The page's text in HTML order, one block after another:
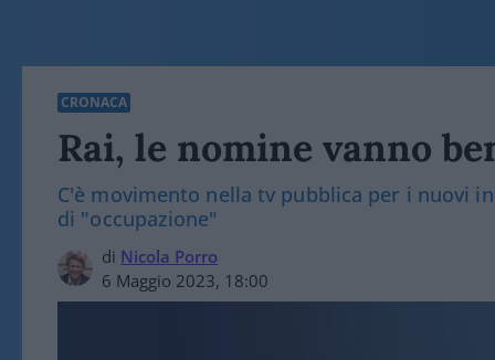
CRONACA
Rai, le nomine vanno
C'è movimento nella tv pubblica per i nuovi
di "occupazione"
di Nicola Porro
6 Maggio 2023, 18:00